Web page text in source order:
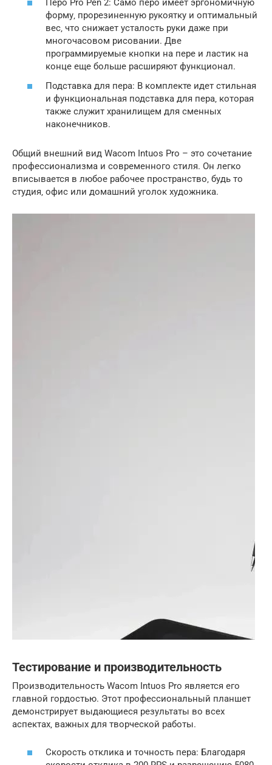
Перо Pro Pen 2: Само перо имеет эргономичную
форму‚ прорезиненную рукоятку и оптимальный
вес‚ что снижает усталость руки даже при
многочасовом рисовании. Две
программируемые кнопки на пере и ластик на
конце еще больше расширяют функционал.
Подставка для пера: В комплекте идет стильная
и функциональная подставка для пера‚ которая
также служит хранилищем для сменных
наконечников.
Общий внешний вид Wacom Intuos Pro – это сочетание
профессионализма и современного стиля. Он легко
вписывается в любое рабочее пространство‚ будь то
студия‚ офис или домашний уголок художника.
Тестирование и производительность
Производительность Wacom Intuos Pro является его
главной гордостью. Этот профессиональный планшет
демонстрирует выдающиеся результаты во всех
аспектах‚ важных для творческой работы.
Скорость отклика и точность пера: Благодаря